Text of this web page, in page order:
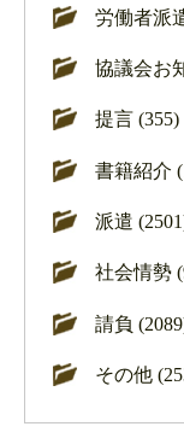
労働者派
協議会お
提言 (355)
書籍紹介
派遣
社会情勢
請負
その他